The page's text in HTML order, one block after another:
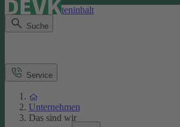
Direkt zum Seiteninhalt
Suche
Service
Unternehmen
Das sind wir